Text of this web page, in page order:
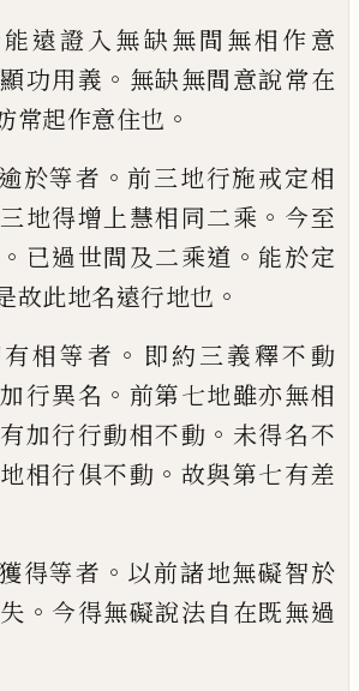
遠證入無缺無間無相作意
功用義 。 無缺無間意說常在
常起作意住也 。
於等者 。前三地行施戒定相
地得增上慧相同二乘 。 今至
。 已過世間及二乘道 。 能於定
故此地名遠行地也 。
相等者 。 即約三義釋不動
行異名 。 前第七地雖亦無相
加行行動相不動 。 未得名不
相行俱不動 。 故與第七有差
得等者 。 以前諸地無礙智於
。 今得無礙說法自在既無過